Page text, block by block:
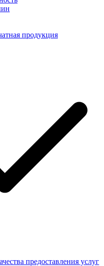
продукция
предоставления услуг